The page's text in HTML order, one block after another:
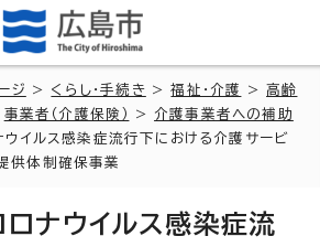
ジ > くらし・手続き >福祉・介護 >高齢
事業者（介護保険） > 介護事業者への補助
イルス感染症流行下における介護サービ
供体制確保事業
ナウイルス感染症流